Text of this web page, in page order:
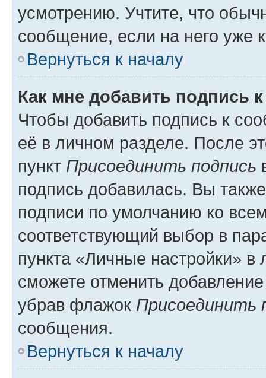
усмотрению. Учтите, что
сообщение, если на него уже
Вернуться к началу
Как мне добавить подпись
Чтобы добавить подпись к
её в личном разделе. После
пункт Присоединить подпись
подпись добавилась. Вы
подписи по умолчанию ко
соответствующий выбор в
пункта «Личные настройки»
сможете отменить
убрав флажок Присоединить
сообщения.
Вернуться к началу